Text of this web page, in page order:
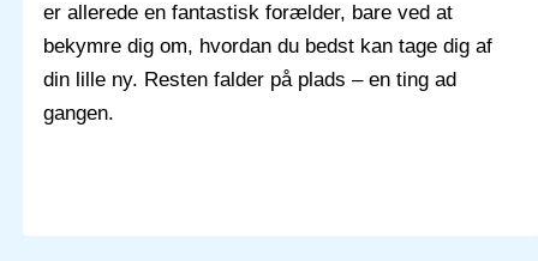
er allerede en fantastisk forælder, bare ved at
bekymre dig om, hvordan du bedst kan tage dig af
din lille ny. Resten falder på plads – en ting ad
gangen.